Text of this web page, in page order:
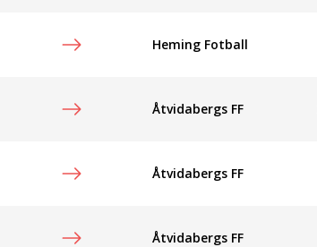
Heming Fotball
Åtvidabergs FF
Åtvidabergs FF
Åtvidabergs FF